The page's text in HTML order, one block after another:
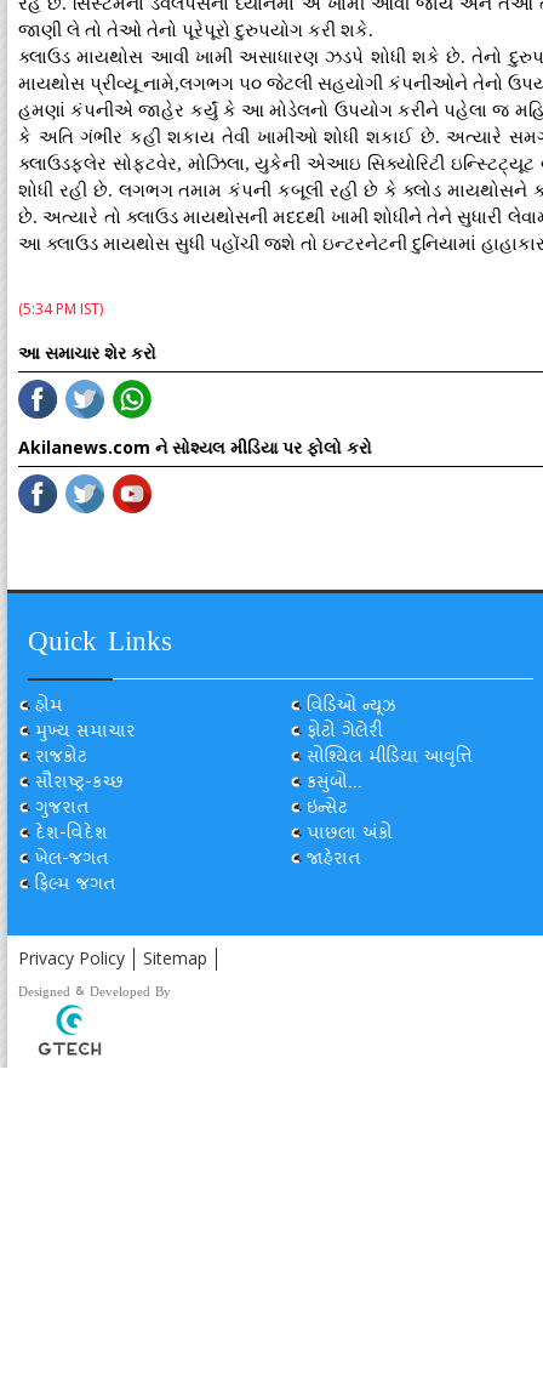
જાણી લે તો તેઓ તેનો પૂરેપૂરો દુરુપયોગ કરી શકે.
ક્લાઉડ માયથોસ આવી ખામી અસાધારણ ઝડપે શોધી શકે છે. તેનો
માયથોસ પ્રીવ્યૂ નામે,લગભગ ૫૦ જેટલી સહયોગી કંપનીઓને તેનો
હમણાં કંપનીએ જાહેર કર્યું કે આ મોડેલનો ઉપયોગ કરીને પહેલા જ
કે અતિ ગંભીર કહી શકાય તેવી ખામીઓ શોધી શકાઈ છે. અત્યારે
ક્લાઉડફ્લેર સોફ્ટવેર, મોઝિલા, યુકેની એઆઇ સિક્યોરિટી
શોધી રહી છે. લગભગ તમામ કંપની કબૂલી રહી છે કે ક્લોડ માયથોસને
છે. અત્યારે તો ક્લાઉડ માયથોસની મદદથી ખામી શોધીને તેને સુધારી
આ ક્લાઉડ માયથોસ સુધી પહોંચી જશે તો ઇન્ટરનેટની દુનિયામાં
(5:34 PM IST)
આ સમાચાર શેર કરો
Akilanews.com ને સોશ્યલ મીડિયા પર ફોલો કરો
Quick Links
હોમ
મુખ્ય સમાચાર
રાજકોટ
સૌરાષ્ટ્ર-કચ્છ
ગુજરાત
દેશ-વિદેશ
ખેલ-જગત
ફિલ્મ જગત
વિડિઓ ન્યૂઝ
ફોટો ગેલેરી
સોશ્યિલ મીડિયા આવૃત્તિ
કસુંબો...
ઇન્સેટ
પાછલા અંકો
જાહેરાત
Privacy Policy Sitemap
Designed & Developed By